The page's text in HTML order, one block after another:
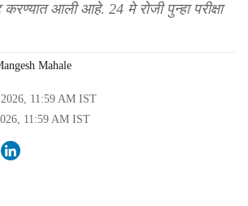
करण्यात आली आहे. 24 मे रोजी पुन्हा परीक्षा
Mahale
11:59 AM IST
11:59 AM IST